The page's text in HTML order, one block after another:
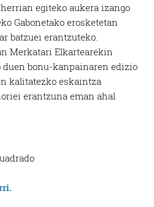
egiteko aukera izango
Gabonetako erosketetan
batzuei erantzuteko.
Merkatari Elkartearekin
bonu-kanpainaren edizio
kalitatezko eskaintza
erantzuna eman ahal